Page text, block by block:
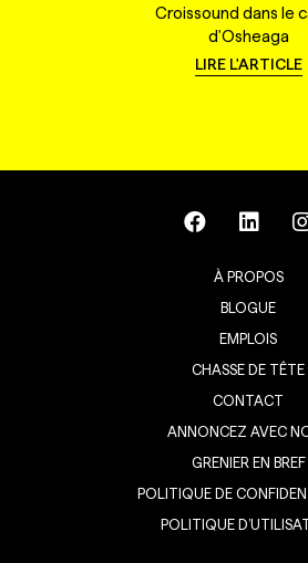
Croissound dans le
d'Osheaga
LIRE L'ARTICLE
À PROPOS
BLOGUE
EMPLOIS
CHASSE DE TÊTE
CONTACT
ANNONCEZ AVEC
GRENIER EN BREF
POLITIQUE DE
POLITIQUE